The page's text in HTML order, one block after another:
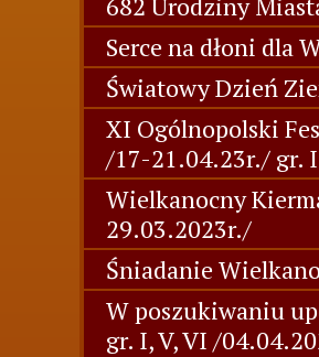
Serce na dłoni dla
Światowy Dzień
XI Ogólnopolski
/17-21.04.23r./ gr.
Wielkanocny
29.03.2023r./
Śniadanie
W poszukiwaniu
gr. I, V, VI /